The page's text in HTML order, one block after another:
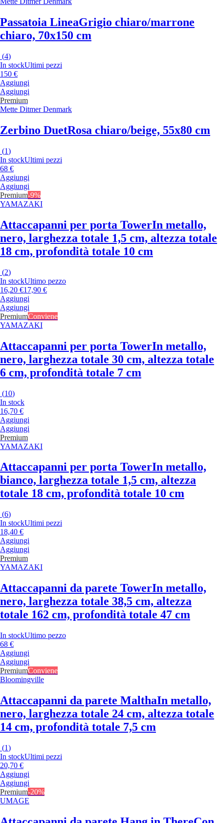
Passatoia LineaGrigio chiaro/marrone
chiaro, 70x150 cm
(4)
In stockUltimi pezzi
150 €
Aggiungi
Aggiungi
Premium
Mette Ditmer Denmark
Zerbino DuetRosa chiaro/beige, 55x80 cm
(1)
In stockUltimi pezzi
68 €
Aggiungi
Aggiungi
Premium-9%
YAMAZAKI
Attaccapanni per porta TowerIn metallo,
nero, larghezza totale 1,5 cm, altezza totale
18 cm, profondità totale 10 cm
(2)
In stockUltimo pezzo
16,20 €17,90 €
Aggiungi
Aggiungi
PremiumConviene
YAMAZAKI
Attaccapanni per porta TowerIn metallo,
nero, larghezza totale 30 cm, altezza totale
6 cm, profondità totale 7 cm
(10)
In stock
16,70 €
Aggiungi
Aggiungi
Premium
YAMAZAKI
Attaccapanni per porta TowerIn metallo,
bianco, larghezza totale 1,5 cm, altezza
totale 18 cm, profondità totale 10 cm
(6)
In stockUltimi pezzi
18,40 €
Aggiungi
Aggiungi
Premium
YAMAZAKI
Attaccapanni da parete TowerIn metallo,
nero, larghezza totale 38,5 cm, altezza
totale 162 cm, profondità totale 47 cm
In stockUltimo pezzo
68 €
Aggiungi
Aggiungi
PremiumConviene
Bloomingville
Attaccapanni da parete MalthaIn metallo,
nero, larghezza totale 24 cm, altezza totale
14 cm, profondità totale 7,5 cm
(1)
In stockUltimi pezzi
20,70 €
Aggiungi
Aggiungi
Premium-20%
UMAGE